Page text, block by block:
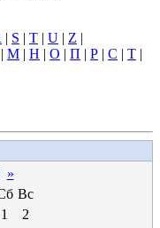
| S | T | U | Z |
| М | Н | О | П | Р | С | Т |
»
Вс
1
2